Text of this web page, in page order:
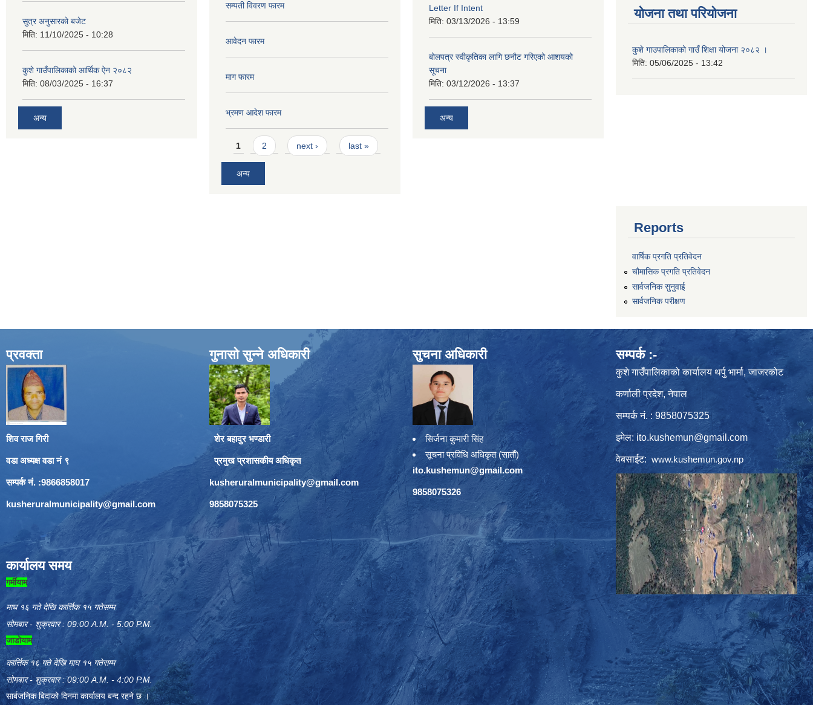
सुत्र अनुसारको बजेट
मिति: 11/10/2025 - 10:28
कुशे गाउँपालिकाको आर्थिक ऐन २०८२
मिति: 08/03/2025 - 16:37
अन्य
सम्पती विवरण फारम
आवेदन फारम
माग फारम
भ्रमण आदेश फारम
Pages
1 2 next › last »
अन्य
Letter If Intent
मिति: 03/13/2026 - 13:59
बोलपत्र स्वीकृतिका लागि छनौट गरिएको आशयको
सूचना
मिति: 03/12/2026 - 13:37
अन्य
योजना तथा परियोजना
कुशे गाउपालिकाको गाउँ शिक्षा योजना २०८२ ।
मिति: 05/06/2025 - 13:42
Reports
वार्षिक प्रगति प्रतिवेदन
चौमासिक प्रगति प्रतिवेदन
सार्वजनिक सुनुवाई
सार्वजनिक परीक्षण
प्रवक्ता
शिव राज गिरी
वडा अध्यक्ष वडा नं ९
सम्पर्क नं. :9866858017
kusheruralmunicipality@gmail.com
कार्यालय समय
गर्मीयाम
माघ १६ गते देखि कार्त्तिक १५ गतेसम्म
सोमबार - शुक्रवार : 09:00 A.M. - 5:00 P.M.
जाडोयाम
कार्त्तिक १६ गते देखि माघ १५ गतेसम्म
सोमबार - शुक्रबार : 09:00 A.M. - 4:00 P.M.
सार्बजनिक बिदाको दिनमा कार्यालय बन्द रहने छ ।
गुनासो सुन्ने अधिकारी
शेर बहादुर भण्डारी
प्रमुख प्रशासकीय अधिकृत
kusheruralmunicipality@gmail.com
9858075325
सुचना अधिकारी
सिर्जना कुमारी सिंह
सूचना प्रविधि अधिकृत (सातौं)
ito.kushemun@gmail.com
9858075326
सम्पर्क :-
कुशे गाउँपालिकाको कार्यालय थर्पु भार्मा, जाजरकोट
कर्णाली प्रदेश, नेपाल
सम्पर्क नं. : 9858075325
इमेल: ito.kushemun@gmail.com
वेबसाईट: www.kushemun.gov.np